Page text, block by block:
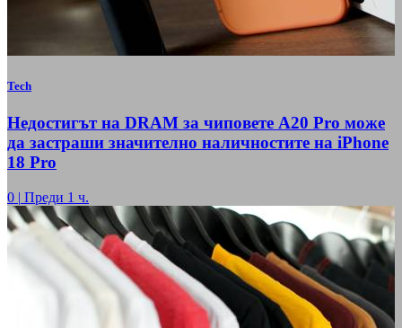
Tech
Недостигът на DRAM за чиповете A20 Pro може
да застраши значително наличностите на iPhone
18 Pro
0 | Преди 1 ч.